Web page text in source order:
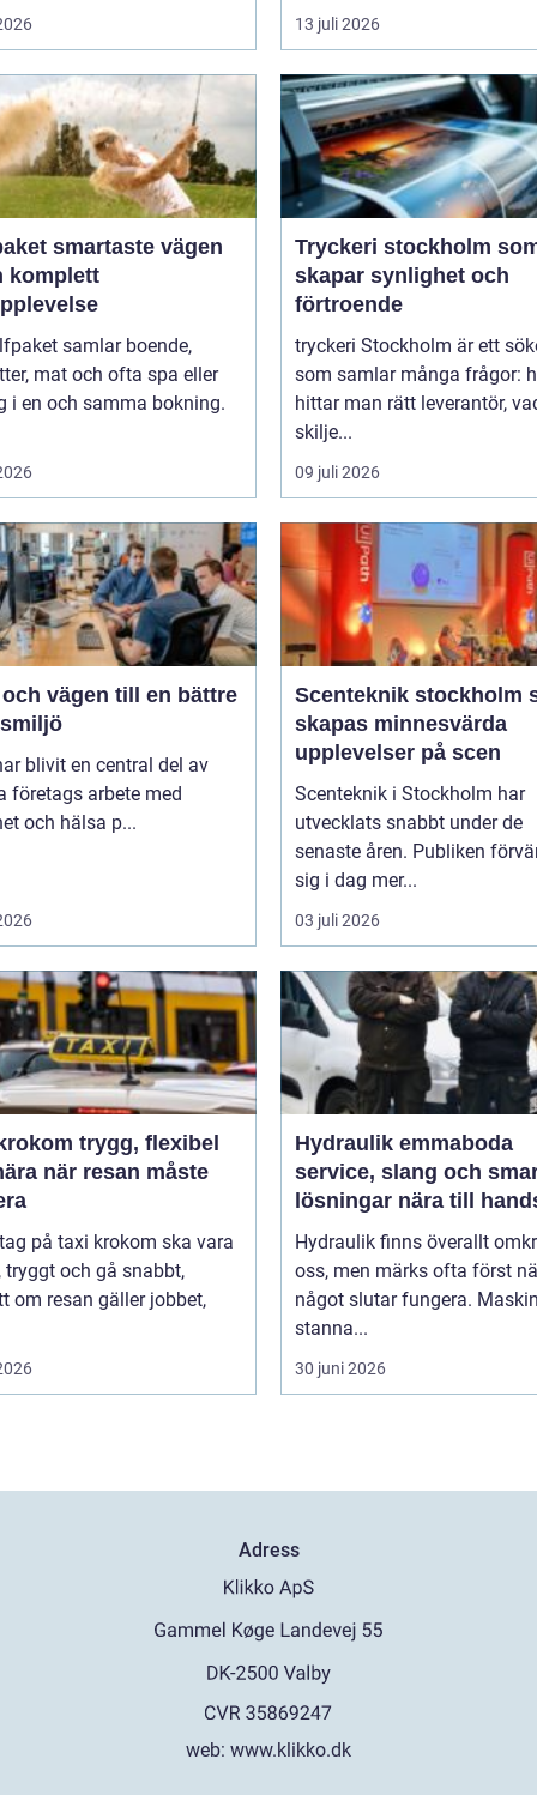
13 juli 2026
vägen
komplett
samlar boende,
mat och ofta spa eller
i en och samma bokning.
Tryckeri stockholm
skapar synlighet och
förtroende
tryckeri Stockholm är ett
som samlar många frågor:
hittar man rätt leverantör,
skilje...
09 juli 2026
vägen till en bättre
blivit en central del av
företags arbete med
och hälsa p...
Scenteknik stockholm så
skapas minnesvärda
upplevelser på scen
Scenteknik i Stockholm har
utvecklats snabbt under de
senaste åren. Publiken
sig i dag mer...
03 juli 2026
trygg, flexibel
när resan måste
på taxi krokom ska vara
tryggt och gå snabbt,
om resan gäller jobbet,
Hydraulik emmaboda
service, slang och
lösningar nära till
Hydraulik finns överallt
oss, men märks ofta först
något slutar fungera.
stanna...
30 juni 2026
Adress
web: www.klikko.dk